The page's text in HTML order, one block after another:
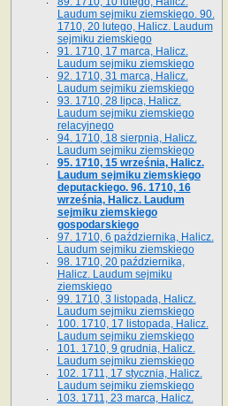
Laudum sejmiku ziemskiego. 90.
1710, 20 lutego, Halicz. Laudum
sejmiku ziemskiego
91. 1710, 17 marca, Halicz.
Laudum sejmiku ziemskiego
92. 1710, 31 marca, Halicz.
Laudum sejmiku ziemskiego
93. 1710, 28 lipca, Halicz.
Laudum sejmiku ziemskiego
relacyjnego
94. 1710, 18 sierpnia, Halicz.
Laudum sejmiku ziemskiego
95. 1710, 15 września, Halicz.
Laudum sejmiku ziemskiego
deputackiego. 96. 1710, 16
września, Halicz. Laudum
sejmiku ziemskiego
gospodarskiego
97. 1710, 6 października, Halicz.
Laudum sejmiku ziemskiego
98. 1710, 20 października,
Halicz. Laudum sejmiku
ziemskiego
99. 1710, 3 listopada, Halicz.
Laudum sejmiku ziemskiego
100. 1710, 17 listopada, Halicz.
Laudum sejmiku ziemskiego
101. 1710, 9 grudnia, Halicz.
Laudum sejmiku ziemskiego
102. 1711, 17 stycznia, Halicz.
Laudum sejmiku ziemskiego
103. 1711, 23 marca, Halicz.